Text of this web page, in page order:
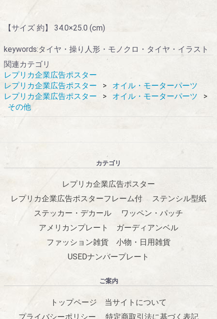
【サイズ 約】 34.0×25.0 (cm)
keywords:タイヤ・操り人形・モノクロ・タイヤ・イラスト
関連カテゴリ
レプリカ企業広告ポスター
レプリカ企業広告ポスター
オイル・モーターパーツ
レプリカ企業広告ポスター
オイル・モーターパーツ
その他
カテゴリ
レプリカ企業広告ポスター
レプリカ企業広告ポスターフレーム付
ステンシル型紙
ステッカー・デカール
ワッペン・パッチ
アメリカンプレート
ガーディアンベル
ファッション雑貨
小物・日用雑貨
USEDナンバープレート
ご案内
トップページ
当サイトについて
プライバシーポリシー
特定商取引法に基づく表記